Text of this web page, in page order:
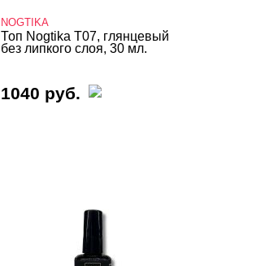
NOGTIKA
Топ Nogtika T07, глянцевый
без липкого слоя, 30 мл.
1040 руб.